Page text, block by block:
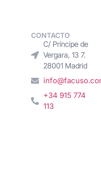
CONTACTO
C/ Príncipe de
Vergara, 13 7.
28001 Madrid
+34 915 774
113